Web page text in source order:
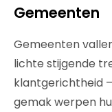
Gemeenten
Gemeenten
lichte stijgende
klantgerichtheid –
gemak werpen